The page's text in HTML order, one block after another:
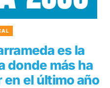
es la
donde más ha
el último año